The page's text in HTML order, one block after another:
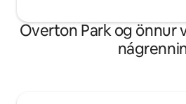
Overton Park og önnur